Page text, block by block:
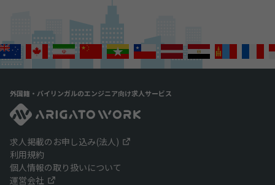
外国籍・バイリンガルのエンジニア向け求人サービス
求人掲載のお申し込み(法人)
利用規約
個人情報の取り扱いについて
運営会社